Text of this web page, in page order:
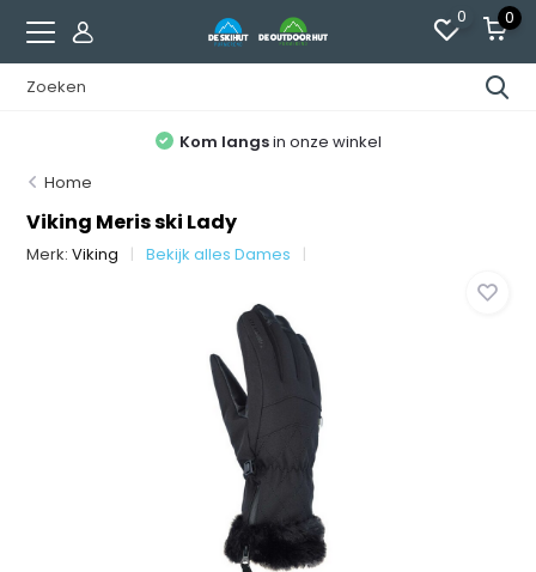
0 0
Kom langsin onze winkel
Home
Viking Meris ski Lady
Merk:Viking Bekijk alles Dames